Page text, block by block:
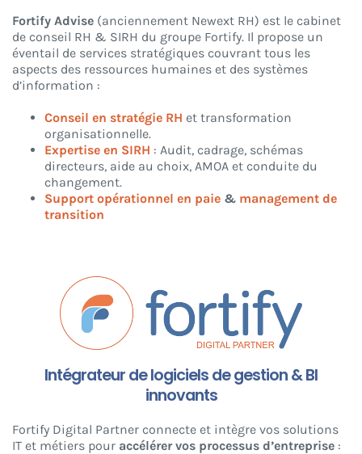
Fortify Advise (anciennement Newext RH) est le cabinet
de conseil RH & SIRH du groupe Fortify. Il propose un
éventail de services stratégiques couvrant tous les
aspects des ressources humaines et des systèmes
d’information :
Conseil en stratégie RH et transformation
organisationnelle.
Expertise en SIRH : Audit, cadrage, schémas
directeurs, aide au choix, AMOA et conduite du
changement.
Support opérationnel en paie& management de
transition
Intégrateur de logiciels de gestion & BI
innovants
Fortify Digital Partner connecte et intègre vos solutions
IT et métiers pour accélérer vos processus d’entreprise: